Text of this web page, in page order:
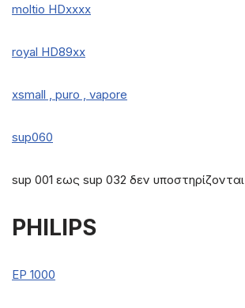
moltio HDxxxx
royal HD89xx
xsmall , puro , vapore
sup060
sup 001 εως sup 032 δεν υποστηρίζονται
PHILIPS
EP 1000